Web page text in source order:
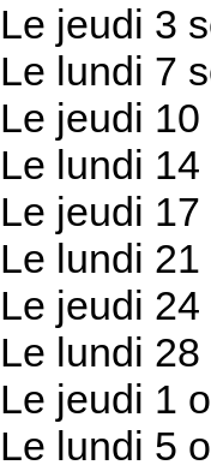
Le jeudi 3
Le lundi 7
Le jeudi
Le lundi
Le jeudi
Le lundi
Le jeudi
Le lundi
Le jeudi 1
Le lundi 5